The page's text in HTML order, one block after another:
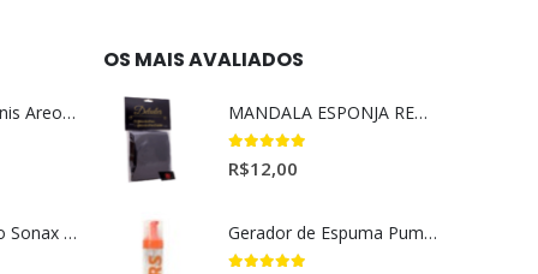
Aromatizante Tênis Areon Fresh Wave New Car / Carro Novo
Selador Cerâmico Sonax Xtreme Ceramic Spray + Seal (750ml)
OS MAIS AVALIADOS
MANDALA ESPONJA REMOVEDORA DE INSETO
5.00
R$12,00
Gerador de Espuma Pump Espuma Kers (200ml)